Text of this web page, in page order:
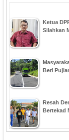
Ketua
Silahkan
Beri
Resah
Bertekad